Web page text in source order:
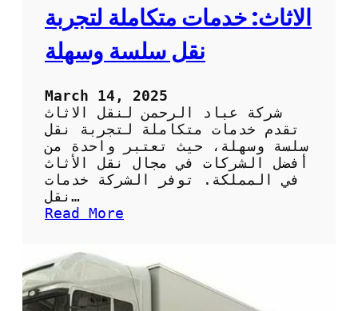
ف
ض
ا
د
م
ت
ل
ا
الاثاث: خدمات متكاملة لتجربة
نقل سلسة وسهلة
March 14, 2025
شركة عباد الرحمن لنقل الاثاث
تقدم خدمات متكاملة لتجربة نقل
سلسة وسهلة، حيث تعتبر واحدة من
أفضل الشركات في مجال نقل الأثاث
في المملكة. توفر الشركة خدمات
نقل…
Read More
ك
ة